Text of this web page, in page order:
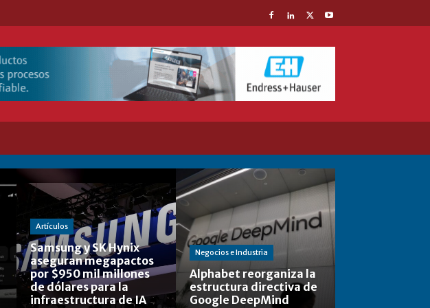
Artículos
Samsung y SK Hynix
aseguran megapactos
por $950 mil millones
de dólares para la
infraestructura de IA
Negocios e Industria
Alphabet reorganiza la
estructura directiva de
Google DeepMind